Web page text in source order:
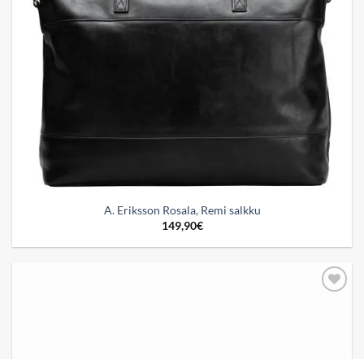
A. Eriksson Rosala, Remi salkku
149,90€